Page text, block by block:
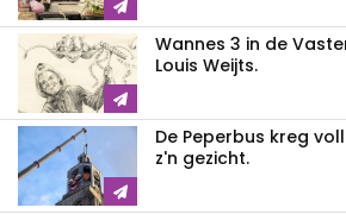
Wannes 3 in de
Louis Weijts.
De Peperbus kreg
z'n gezicht.